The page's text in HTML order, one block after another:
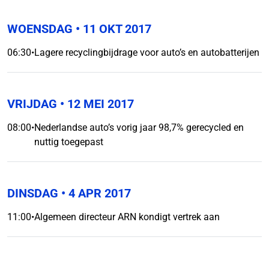
WOENSDAG • 11 OKT 2017
06:30•Lagere recyclingbijdrage voor auto’s en autobatterijen
VRIJDAG • 12 MEI 2017
08:00•Nederlandse auto’s vorig jaar 98,7% gerecycled en
nuttig toegepast
DINSDAG • 4 APR 2017
11:00•Algemeen directeur ARN kondigt vertrek aan